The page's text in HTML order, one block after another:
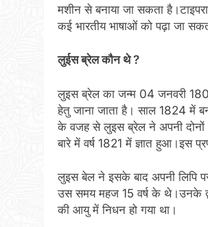
मशीन से बनाया जा सकता
कई भारतीय भाषाओं को पढ़ा जा
लुईस ब्रेल कौन थे?
लुइस ब्रेल का जन्म 04 जनवरी
हेतु जाना जाता है। साल 1824 में
के वजह से लुइस ब्रेल ने अपनी दोनों
बारे में वर्ष 1821 में ज्ञात हुआ।इस
लुइस बेल ने इसके बाद अपनी लिपि
उस समय महज 15 वर्ष के थे।उनके
की आयु में निधन हो गया था।